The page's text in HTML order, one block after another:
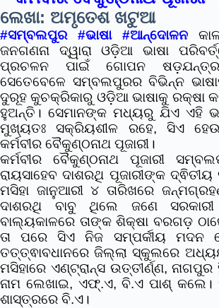
ଲେଖା: ଅମୃତେଶ ଖଟୁଆ
#ସମ୍ବଲପୁର #ଭାଷା #ଆନ୍ଦୋଳନ
ଜନଗଣନା ଦ୍ୱାରା ଓଡ଼ିଆ ଭାଷା
ପ୍ରଚଳନ ପାଇଁ ଗୋପନ
ସେତେବେଳେ ସମ୍ବଲପୁରର ବିଭିନ୍ନ
ଦୁରୂହ କୁଚକ୍ରିକାରୁ ଓଡ଼ିଆ ଭାଷାକୁ ରକ୍ଷା
ହୁଅନ୍ତି। ସେମାନଙ୍କ ମଧ୍ୟରୁ ଯିଏ ଏହି
ମୁଖ୍ୟତଃ ସକ୍ରିୟଶୀଳ ରହେ, ସିଏ
କର୍ମବୀର ବୈକୁଣ୍ଠନାଥ ପୂଜାରୀ ।
କର୍ମବୀର ବୈକୁଣ୍ଠନାଥ ପୂଜାରୀ
ରାୟସାହେବ ଦାଶରଥି ପୂଜାରୀଙ୍କ ଦ୍ଵିତୀୟ
ମସିହା ଜାନୁଆରୀ ୪ ତାରିଖରେ
ଦାଶରଥି ବାବୁ ଥିଲେ ଜଣେ ସରକାରୀ
ବାଲ୍ୟକାଳରେ ତାଙ୍କ ଶିକ୍ଷା ବରଗଡ଼
ତା ପରେ ସିଏ ନିଜ ସମ୍ପର୍କୀୟ ମଦନ
ତତ୍ତ୍ଵାବଧାନରେ ଜିଲ୍ଲା ସ୍କୁଲରେ
ମସିହାରେ ଏଣ୍ଟ୍ରାନ୍ସ ଉତ୍ତୀର୍ଣ୍ଣ,
ନାମ ଲେଖାଇ, ଏଫ୍.ଏ, ବି.ଏ ପାଶ୍ କଲେ।
ଶାସ୍ତ୍ରରେ ବି.ଏ।